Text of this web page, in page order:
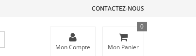
CONTACTEZ-NOUS
Mon Compte Mon Panier
0